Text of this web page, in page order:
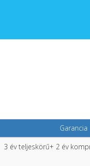
Garancia
3 év teljeskörű+ 2 év